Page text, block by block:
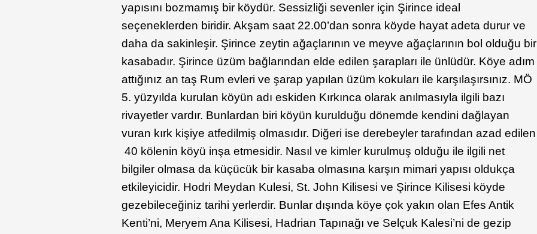
yapısını bozmamış bir köydür. Sessizliği sevenler için Şirince ideal
seçeneklerden biridir. Akşam saat 22.00’dan sonra köyde hayat adeta durur ve
daha da sakinleşir. Şirince zeytin ağaçlarının ve meyve ağaçlarının bol olduğu bir
kasabadır. Şirince üzüm bağlarından elde edilen şarapları ile ünlüdür. Köye adım
attığınız an taş Rum evleri ve şarap yapılan üzüm kokuları ile karşılaşırsınız. MÖ
5. yüzyılda kurulan köyün adı eskiden Kırkınca olarak anılmasıyla ilgili bazı
rivayetler vardır. Bunlardan biri köyün kurulduğu dönemde kendini dağlayan
vuran kırk kişiye atfedilmiş olmasıdır. Diğeri ise derebeyler tarafından azad edilen
40 kölenin köyü inşa etmesidir. Nasıl ve kimler kurulmuş olduğu ile ilgili net
bilgiler olmasa da küçücük bir kasaba olmasına karşın mimari yapısı oldukça
etkileyicidir. Hodri Meydan Kulesi, St. John Kilisesi ve Şirince Kilisesi köyde
gezebileceğiniz tarihi yerlerdir. Bunlar dışında köye çok yakın olan Efes Antik
Kenti’ni, Meryem Ana Kilisesi, Hadrian Tapınağı ve Selçuk Kalesi’ni de gezip